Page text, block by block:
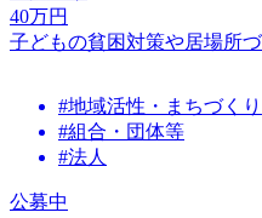
40万円
子どもの貧困対策や居場所
#地域活性・まちづくり
#組合・団体等
#法人
公募中